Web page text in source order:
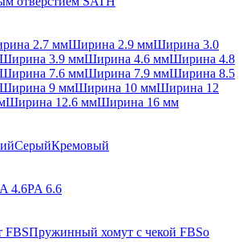
2.7 ммШирина 2.9 ммШирина 3.0
Ширина 3.9 ммШирина 4.6 ммШирина 4.8
Ширина 7.6 ммШирина 7.9 ммШирина 8.5
Ширина 9 ммШирина 10 ммШирина 12
Ширина 12.6 ммШирина 16 мм
СерыйКремовый
4.6PA 6.6
FBSПружинный хомут с чекой FBSo